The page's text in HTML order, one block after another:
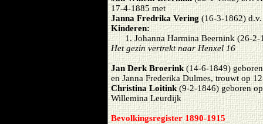
17-4-1885 met
Janna Fredrika Vering(16-3-1862)
Kinderen:
Johanna Harmina Beernink (26-2-
Het gezin vertrekt naar Henxel 16
Jan Derk Broerink(14-6-1849)
en Janna Frederika Dulmes, trouwt op
Christina Loitink(9-2-1846) geboren
Willemina Leurdijk
Bevolkingsregister 1890-1915